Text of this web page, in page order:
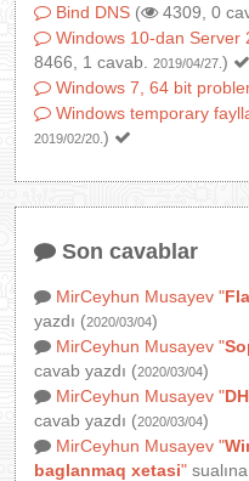
Bind DNS ( 4309, 0
Windows 10-dan Server
8466, 1 cavab.
2019/04/27. )
Windows 7, 64 bit
Windows temporary
2019/02/20. )
Son cavablar
MirCeyhun Musayev "
yazdı (2020/03/04)
MirCeyhun Musayev "
cavab yazdı (2020/03/04)
MirCeyhun Musayev "
cavab yazdı (2020/03/04)
MirCeyhun Musayev "
baglanmaq xetasi"